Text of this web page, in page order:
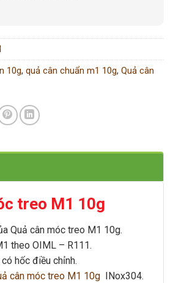
10g, quả cân chuẩn m1 10g, Quả cân
treo M1 10g
Quả cân móc treo M1 10g.
theo OIML – R111.
hốc điều chỉnh.
cân móc treo M1 10g INox304.